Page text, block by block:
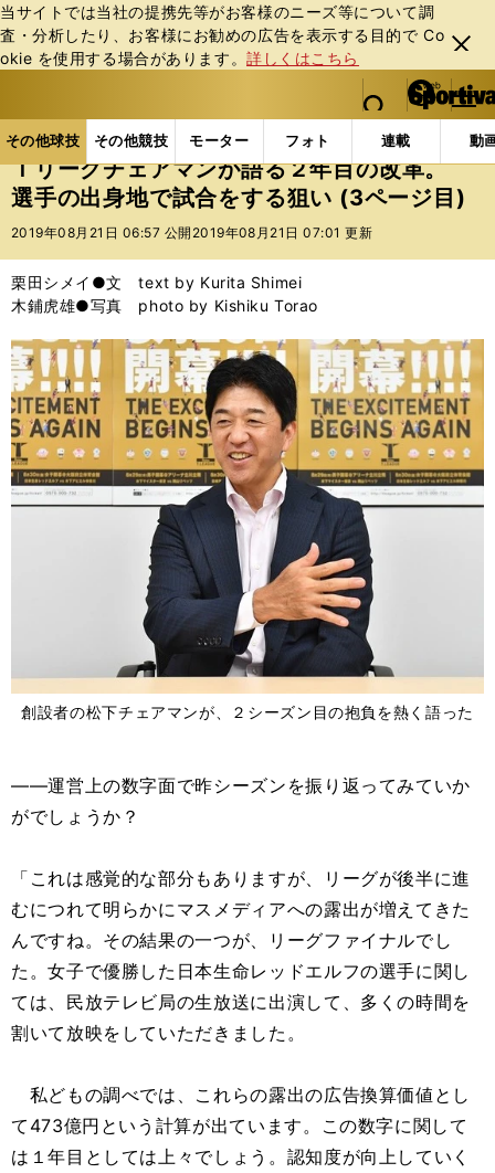
当サイトでは当社の提携先等がお客様のニーズ等について調
査・分析したり、お客様にお勧めの広告を表⽰する⽬的で Co
okie を使⽤する場合があります。詳しくはこちら
閉じ
る
web Sportiva (webスポルティーバ)
検索
マイペ
ー
ジ
メニュ
その他球技 その他競技 モーター フォト 連載 動
ス
ポ
ル
バ
その他球技の記事一覧 その他球技 Ｔリーグチェア
Ｔリーグチェアマンが語る２年目の改革。
選手の出身地で試合をする狙い (3ページ目)
2019年08月21日 06:57 公開 2019年08月21日 07:01 更新
栗田シメイ●文 text by Kurita Shimei
木鋪虎雄●写真 photo by Kishiku Torao
創設者の松下チェアマンが、２シーズン目の抱負を熱く語った
――運営上の数字面で昨シーズンを振り返ってみていか
がでしょうか？
「これは感覚的な部分もありますが、リーグが後半に進
むにつれて明らかにマスメディアへの露出が増えてきた
んですね。その結果の一つが、リーグファイナルでし
た。女子で優勝した日本生命レッドエルフの選手に関し
ては、民放テレビ局の生放送に出演して、多くの時間を
割いて放映をしていただきました。
私どもの調べでは、これらの露出の広告換算価値とし
て473億円という計算が出ています。この数字に関して
は１年目としては上々でしょう。認知度が向上していく